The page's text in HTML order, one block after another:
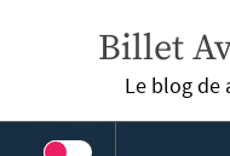
Billet
Le blog de